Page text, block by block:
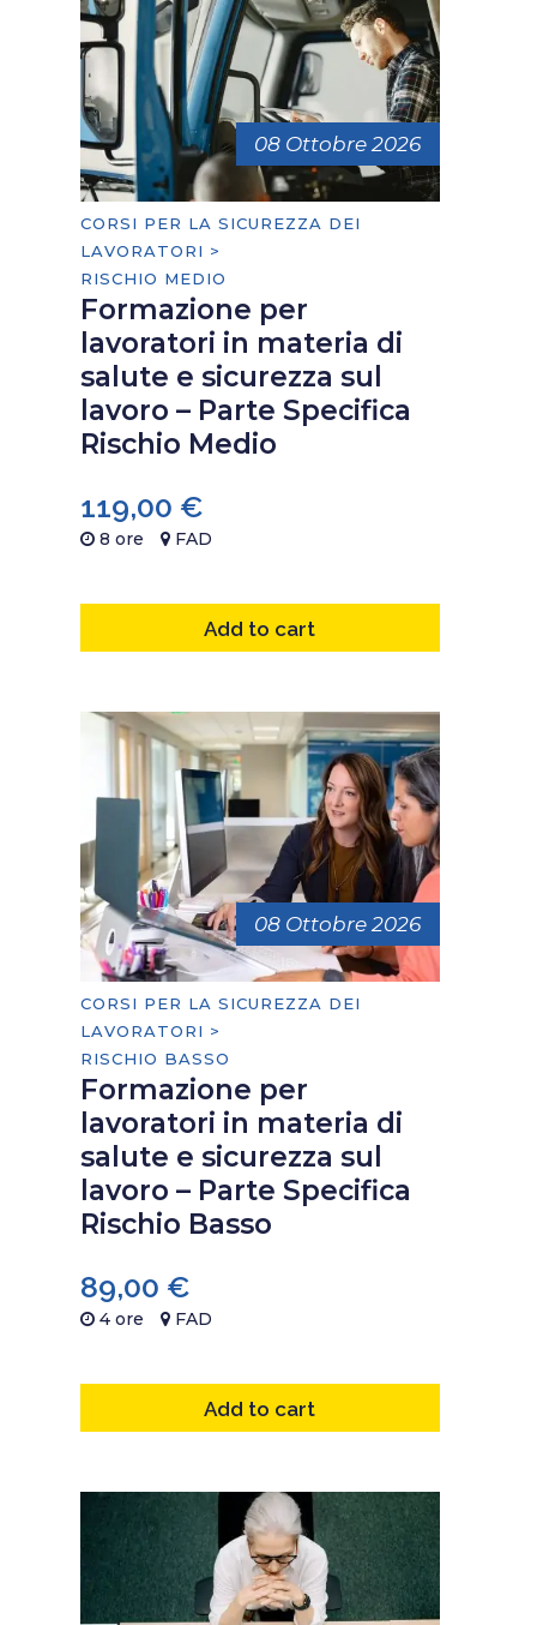
08 Ottobre 2026
CORSI PER LA SICUREZZA DEI
LAVORATORI >
RISCHIO MEDIO
Formazione per
lavoratori in materia di
salute e sicurezza sul
lavoro – Parte Specifica
Rischio Medio
119,00 €
8 ore FAD
Add to cart
08 Ottobre 2026
CORSI PER LA SICUREZZA DEI
LAVORATORI >
RISCHIO BASSO
Formazione per
lavoratori in materia di
salute e sicurezza sul
lavoro – Parte Specifica
Rischio Basso
89,00 €
4 ore FAD
Add to cart